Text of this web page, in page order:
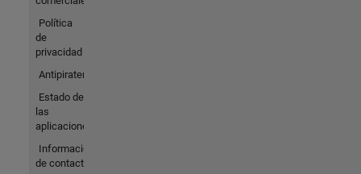
Política
de
privacidad
Antipiratería
Estado de
las
aplicaciones
Información
de contacto